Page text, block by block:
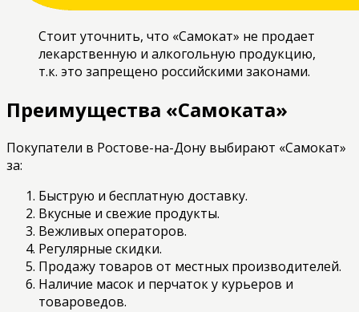
Стоит уточнить, что «Самокат» не продает
лекарственную и алкогольную продукцию,
т.к. это запрещено российскими законами.
Преимущества «Самоката»
Покупатели в Ростове-на-Дону выбирают «Самокат»
за:
Быструю и бесплатную доставку.
Вкусные и свежие продукты.
Вежливых операторов.
Регулярные скидки.
Продажу товаров от местных производителей.
Наличие масок и перчаток у курьеров и
товароведов.